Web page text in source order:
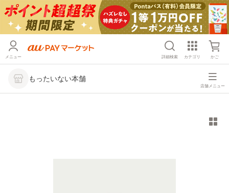
メニュー 詳細検索 カテゴリ かご
もったいない本舗
店舗メニュー